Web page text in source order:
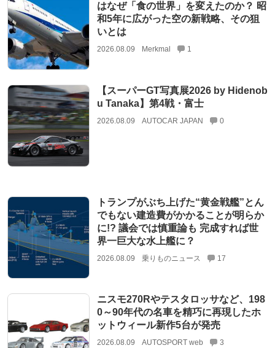
はなぜ「食の世界」を変えたのか？ 昭
和5年に広がった空の新戦略、その狙
いとは
2026.08.09 Merkmal 1
【スーパーGT写真展2026 by Hidenob
u Tanaka】第4戦・富士
2026.08.09 AUTOCAR JAPAN 0
トランプがぶち上げた“黄金戦艦”とん
でもない建造費がかかることが明らか
に!? 議会では慎重論も 完成すれば世
界一巨大な水上艦に？
2026.08.09 乗りものニュース 17
ニスモ270Rやテスタロッサなど、198
0～90年代の名車を精巧に再現したホ
ットウィール新作5台が発売
2026.08.09 AUTOSPORT web 3